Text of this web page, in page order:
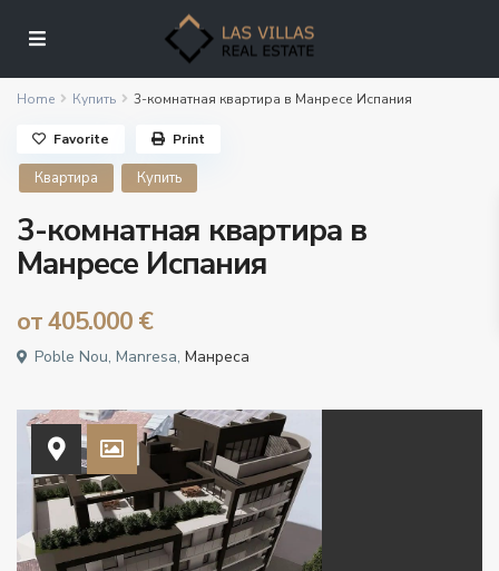
Home Купить 3-комнатная квартира в Манресе Испания
Квартира Купить
3-комнатная квартира в
Манресе Испания
от405.000 €
Poble Nou, Manresa,Манреса
Favorite Print